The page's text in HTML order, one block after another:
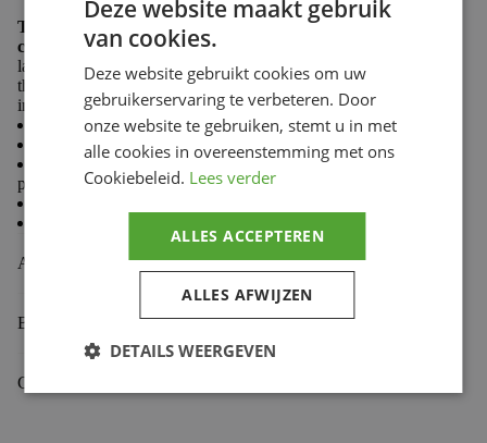
The GP Pro glove strikes a proper balance of bar feel,
comfort, and protection.The single-layer palm features
laser perforation for ventilation. The index finger and
thumb panels are touchscreen-compatible while a TPR
index finger adds protection from roost.
Single layer palm with mapped laser hole perforation
Neoprene cuff provides added comfort and secure fit
Conductive index finger and thumb fingertip panels
provide touchscreen compatibility
Aanvullende informatie
Beoordelingen (0)
Gekoppelde Motoren
Deze website maakt gebruik
van cookies.
Deze website gebruikt cookies om uw
gebruikerservaring te verbeteren. Door
onze website te gebruiken, stemt u in met
alle cookies in overeenstemming met ons
Cookiebeleid. Lees verder
ALLES ACCEPTEREN
ALLES AFWIJZEN
DETAILS WEERGEVEN